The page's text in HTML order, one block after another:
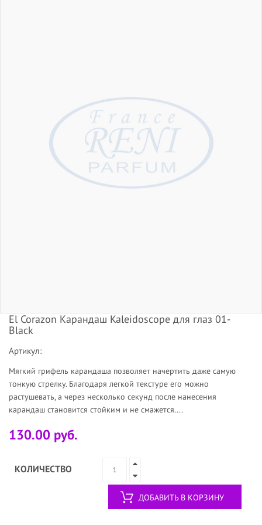
El Corazon Карандаш Kaleidoscope для глаз 01-
Black
Артикул:
Мягкий грифель карандаша позволяет начертить даже самую
тонкую стрелку. Благодаря легкой текстуре его можно
растушевать, а через несколько секунд после нанесения
карандаш становится стойким и не смажется....
130.00 руб.
КОЛИЧЕСТВО
ДОБАВИТЬ В КОРЗИНУ